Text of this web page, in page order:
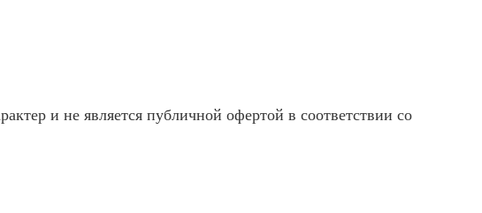
и не является публичной офертой в соответствии со